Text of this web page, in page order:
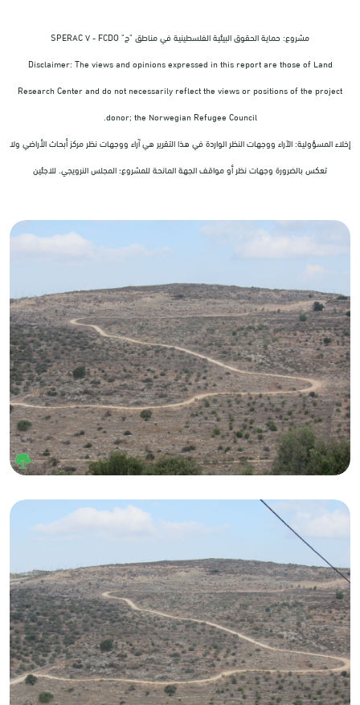
مشروع: حماية الحقوق البيئية الفلسطينية في مناطق "ج" SPERAC V - FCDO
Disclaimer: The views and opinions expressed in this report are those of Land
Research Center and do not necessarily reflect the views or positions of the project
donor; the Norwegian Refugee Council.
إخلاء المسؤولية: الآراء ووجهات النظر الواردة في هذا التقرير هي آراء ووجهات نظر مركز أبحاث الأراضي ولا
تعكس بالضرورة وجهات نظر أو مواقف الجهة المانحة للمشروع؛ المجلس النرويجي. للاجئين